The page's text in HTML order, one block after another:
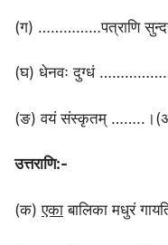
(ग) ……………पत्राणि
(घ) धेनवः दुग्धं
(ङ) वयं संस्कृतम्
उत्तराणि:-
(क)एका बालिका मधुरं